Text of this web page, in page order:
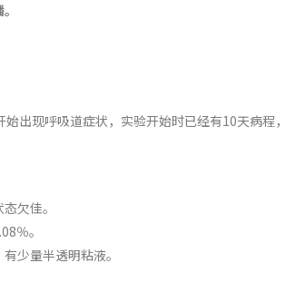
出现呼吸道症状，实验开始时已经有10天病程
欠佳。
％。
少量半透明粘液。